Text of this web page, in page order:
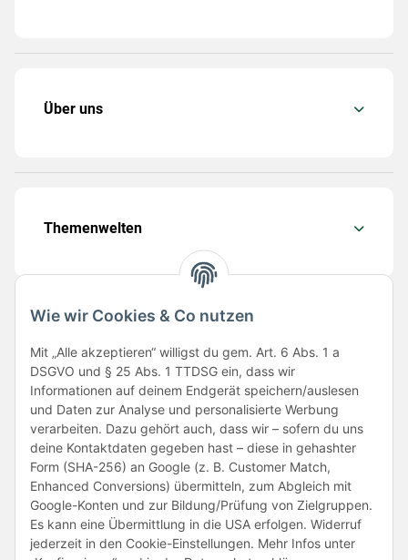
Wie wir Cookies & Co nutzen
Mit „Alle akzeptieren“ willigst du gem. Art. 6 Abs. 1 a
DSGVO und § 25 Abs. 1 TTDSG ein, dass wir
Informationen auf deinem Endgerät speichern/auslesen
und Daten zur Analyse und personalisierte Werbung
verarbeiten. Dazu gehört auch, dass wir – sofern du uns
deine Kontaktdaten gegeben hast – diese in gehashter
Form (SHA-256) an Google (z. B. Customer Match,
Enhanced Conversions) übermitteln, zum Abgleich mit
Google-Konten und zur Bildung/Prüfung von Zielgruppen.
Es kann eine Übermittlung in die USA erfolgen. Widerruf
jederzeit in den Cookie-Einstellungen. Mehr Infos unter
Über uns
Themenwelten
Folge uns
Unsere Partner